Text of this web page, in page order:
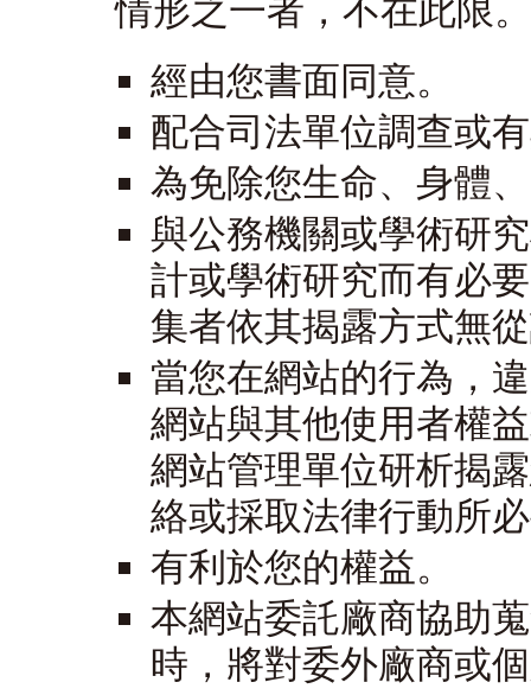
情形之一者，不在此限。
經由您書面同意。
配合司法單位調查或
為免除您生命、身體
與公務機關或學術研
計或學術研究而有必
集者依其揭露方式無
當您在網站的行為，
網站與其他使用者權
網站管理單位研析揭
絡或採取法律行動所
有利於您的權益。
本網站委託廠商協助
時，將對委外廠商或